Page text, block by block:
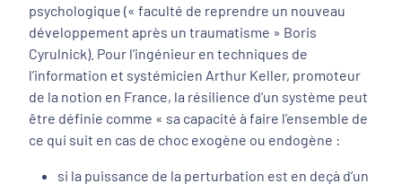
psychologique (« faculté de reprendre un nouveau
développement après un traumatisme » Boris
Cyrulnick). Pour l’ingénieur en techniques de
l’information et systémicien Arthur Keller, promoteur
de la notion en France, la résilience d’un système peut
être définie comme « sa capacité à faire l’ensemble de
ce qui suit en cas de choc exogène ou endogène :
si la puissance de la perturbation est en deçà d’un